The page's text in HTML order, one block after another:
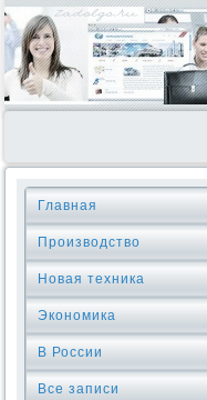
Главная
Производство
Новая техника
Экономика
В России
Все записи